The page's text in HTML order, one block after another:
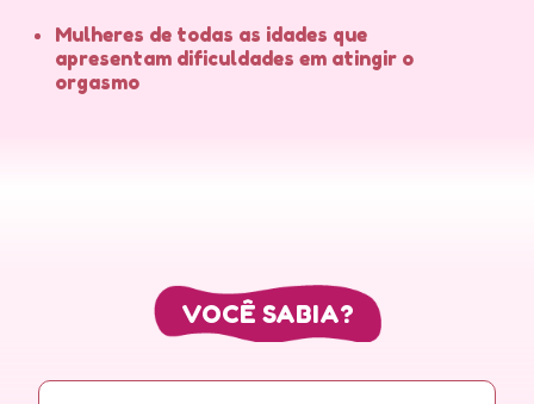
Mulheres de todas as idades que
apresentam dificuldades em atingir o
orgasmo
VOCÊ SABIA?